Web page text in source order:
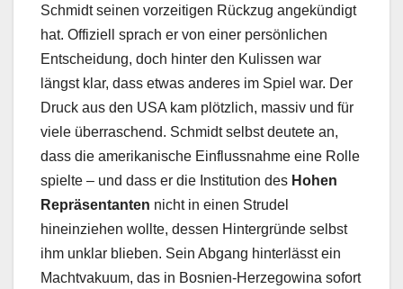
Schmidt seinen vorzeitigen Rückzug angekündigt
hat. Offiziell sprach er von einer persönlichen
Entscheidung, doch hinter den Kulissen war
längst klar, dass etwas anderes im Spiel war. Der
Druck aus den USA kam plötzlich, massiv und für
viele überraschend. Schmidt selbst deutete an,
dass die amerikanische Einflussnahme eine Rolle
spielte – und dass er die Institution des Hohen
Repräsentanten nicht in einen Strudel
hineinziehen wollte, dessen Hintergründe selbst
ihm unklar blieben. Sein Abgang hinterlässt ein
Machtvakuum, das in Bosnien-Herzegowina sofort